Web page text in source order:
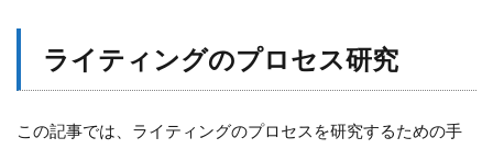
ライティングのプロセス研究
この記事では、ライティングのプロセスを研究するための手